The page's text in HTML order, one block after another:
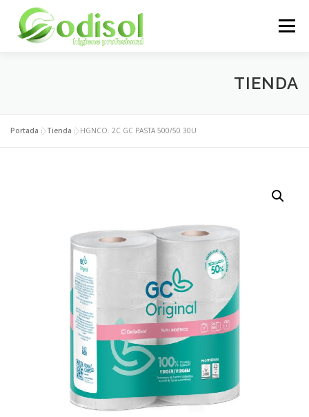
contenido
Menú
ÁREA CLIENTES CONTACTO
TIENDA
Portada »Tienda »HGNCO. 2C GC PASTA 500/50 30U